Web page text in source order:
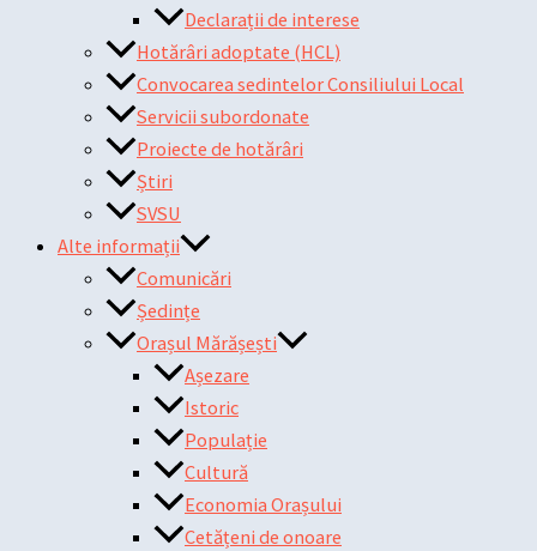
Declarații de interese
Hotărâri adoptate (HCL)
Convocarea sedintelor Consiliului Local
Servicii subordonate
Proiecte de hotărâri
Știri
SVSU
Alte informații
Comunicări
Ședințe
Orașul Mărășești
Așezare
Istoric
Populație
Cultură
Economia Orașului
Cetățeni de onoare